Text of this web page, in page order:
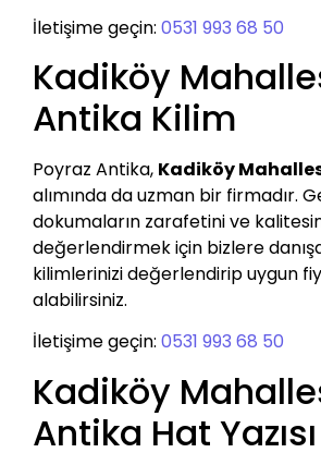
İletişime geçin: 0531 993 68 50
Kadiköy
Antika Kilim
Poyraz Antika, Kadiköy
alımında da uzman bir firmadır.
dokumaların zarafetini ve
değerlendirmek için bizlere
kilimlerinizi değerlendirip uygun
alabilirsiniz.
İletişime geçin: 0531 993 68 50
Kadiköy
Antika Hat Yazısı